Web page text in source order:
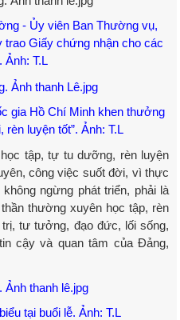
- Ủy viên Ban Thường vụ,
trao Giấy chứng nhận cho các
Ảnh: T.L
gia Hồ Chí Minh khen thưởng
rèn luyện tốt”. Ảnh: T.L
tập, tự tu dưỡng, rèn luyện
công việc suốt đời, vì thực
ngừng phát triển, phải là
thường xuyên học tập, rèn
tư tưởng, đạo đức, lối sống,
cậy và quan tâm của Đảng,
tại buổi lễ. Ảnh: T.L